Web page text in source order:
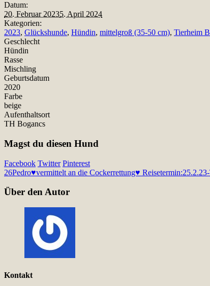
Datum:
20. Februar 20235. April 2024
Kategorien:
2023, Glückshunde, Hündin, mittelgroß (35-50 cm), Tierheim
Geschlecht
Hündin
Rasse
Mischling
Geburtsdatum
2020
Farbe
beige
Aufenthaltsort
TH Bogancs
Magst du diesen Hund
Facebook Twitter Pinterest
26Pedro♥vermittelt an die Cockerrettung♥
Über den Autor
Kontakt